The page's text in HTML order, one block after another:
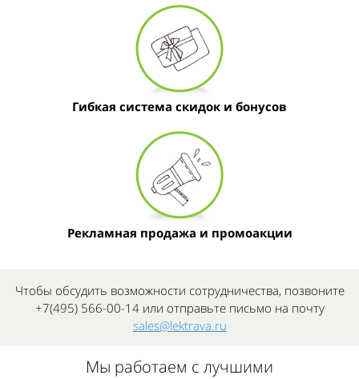
Гибкая система скидок и бонусов
Рекламная продажа и промоакции
Чтобы обсудить возможности сотрудничества, позвоните
+7(495) 566-00-14или отправьте письмо на почту
sales@lektrava.ru
Мы работаем с лучшими